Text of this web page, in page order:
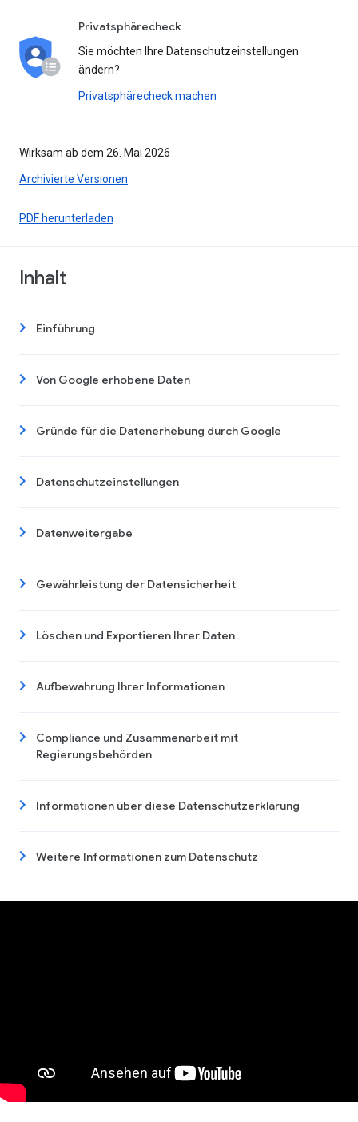
Privatsphärecheck
Sie möchten Ihre Datenschutzeinstellungen
ändern?
Privatsphärecheck machen
Wirksam ab dem 26. Mai 2026
Archivierte Versionen
PDF herunterladen
Inhalt
Einführung
Von Google erhobene Daten
Gründe für die Datenerhebung durch Google
Datenschutzeinstellungen
Datenweitergabe
Gewährleistung der Datensicherheit
Löschen und Exportieren Ihrer Daten
Aufbewahrung Ihrer Informationen
Compliance und Zusammenarbeit mit
Regierungsbehörden
Informationen über diese Datenschutzerklärung
Weitere Informationen zum Datenschutz